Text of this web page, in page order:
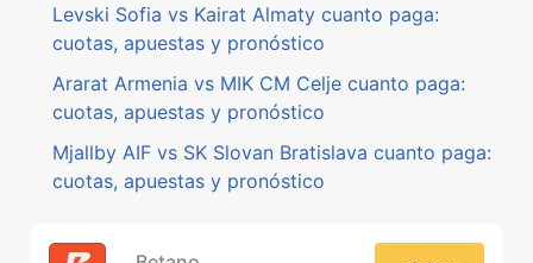
Levski Sofia vs Kairat Almaty cuanto paga:
cuotas, apuestas y pronóstico
Ararat Armenia vs MIK CM Celje cuanto paga:
cuotas, apuestas y pronóstico
Mjallby AIF vs SK Slovan Bratislava cuanto paga:
cuotas, apuestas y pronóstico